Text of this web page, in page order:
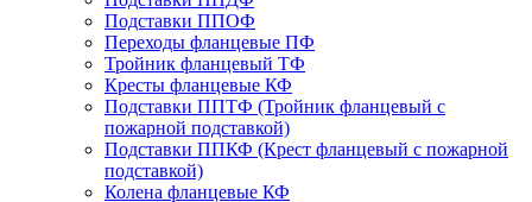
Подставки ППОФ
Переходы фланцевые ПФ
Тройник фланцевый ТФ
Кресты фланцевые КФ
Подставки ППТФ (Тройник фланцевый с
пожарной подставкой)
Подставки ППКФ (Крест фланцевый с пожарной
подставкой)
Колена фланцевые КФ